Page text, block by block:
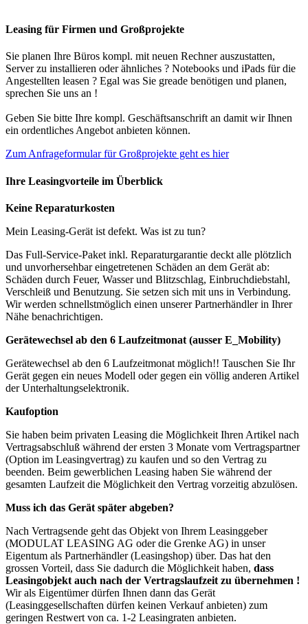
Leasing für Firmen und Großprojekte
Sie planen Ihre Büros kompl. mit neuen Rechner auszustatten,
Server zu installieren oder ähnliches ? Notebooks und iPads für die
Angestellten leasen ? Egal was Sie greade benötigen und planen,
sprechen Sie uns an !
Geben Sie bitte Ihre kompl. Geschäftsanschrift an damit wir Ihnen
ein ordentliches Angebot anbieten können.
Zum Anfrageformular für Großprojekte geht es hier
Ihre Leasingvorteile im Überblick
Keine Reparaturkosten
Mein Leasing-Gerät ist defekt. Was ist zu tun?
Das Full-Service-Paket inkl. Reparaturgarantie deckt alle plötzlich
und unvorhersehbar eingetretenen Schäden an dem Gerät ab:
Schäden durch Feuer, Wasser und Blitzschlag, Einbruchdiebstahl,
Verschleiß und Benutzung. Sie setzen sich mit uns in Verbindung.
Wir werden schnellstmöglich einen unserer Partnerhändler in Ihrer
Nähe benachrichtigen.
Gerätewechsel ab den 6 Laufzeitmonat (ausser E_Mobility)
Gerätewechsel ab den 6 Laufzeitmonat möglich!! Tauschen Sie Ihr
Gerät gegen ein neues Modell oder gegen ein völlig anderen Artikel
der Unterhaltungselektronik.
Kaufoption
Sie haben beim privaten Leasing die Möglichkeit Ihren Artikel nach
Vertragsabschluß während der ersten 3 Monate vom Vertragspartner
(Option im Leasingvertrag) zu kaufen und so den Vertrag zu
beenden. Beim gewerblichen Leasing haben Sie während der
gesamten Laufzeit die Möglichkeit den Vertrag vorzeitig abzulösen.
Muss ich das Gerät später abgeben?
Nach Vertragsende geht das Objekt von Ihrem Leasinggeber
(MODULAT LEASING AG oder die Grenke AG) in unser
Eigentum als Partnerhändler (Leasingshop) über. Das hat den
grossen Vorteil, dass Sie dadurch die Möglichkeit haben, dass
Leasingobjekt auch nach der Vertragslaufzeit zu übernehmen !
Wir als Eigentümer dürfen Ihnen dann das Gerät
(Leasinggesellschaften dürfen keinen Verkauf anbieten) zum
geringen Restwert von ca. 1-2 Leasingraten anbieten.